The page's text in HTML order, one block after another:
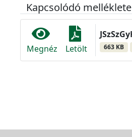
Kapcsolódó
Megnéz Letölt 663 KB